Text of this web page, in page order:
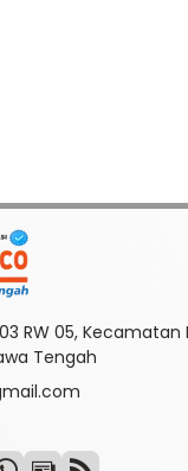
RW 05, Kecamatan
Tengah